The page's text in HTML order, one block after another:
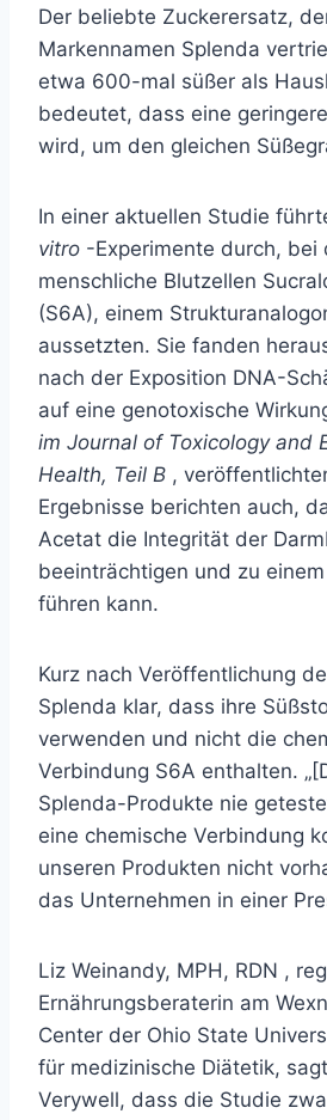
Der beliebte Zuckerersatz,
Markennamen Splenda
etwa 600-mal süßer als
bedeutet, dass eine
wird, um den gleichen
In einer aktuellen Studie
vitro -Experimente durch, bei
menschliche Blutzellen
(S6A), einem
aussetzten. Sie fanden
nach der Exposition DNA-
auf eine genotoxische
im Journal of Toxicology and
Health, Teil B ,
Ergebnisse berichten auch,
Acetat die Integrität der
beeinträchtigen und zu einem
führen kann.
Kurz nach Veröffentlichung
Splenda klar, dass ihre
verwenden und nicht die
Verbindung S6A enthalten.
Splenda-Produkte nie
eine chemische Verbindung
unseren Produkten nicht
das Unternehmen in einer
Liz Weinandy, MPH, RDN ,
Ernährungsberaterin am
Center der Ohio State
für medizinische Diätetik,
Verywell, dass die Studie